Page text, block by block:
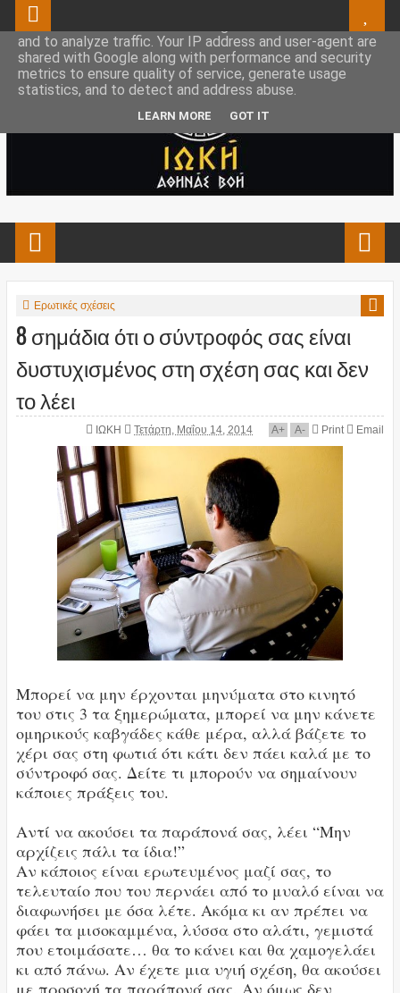
Ερωτικές σχέσεις
8 σημάδια ότι ο σύντροφός σας είναι
δυστυχισμένος στη σχέση σας και δεν
το λέει
ΙΩΚΗ Τετάρτη, Μαΐου 14, 2014 A+ A- Print Email
Μπορεί να μην έρχονται μηνύματα στο κινητό
του στις 3 τα ξημερώματα, μπορεί να μην κάνετε
ομηρικούς καβγάδες κάθε μέρα, αλλά βάζετε το
χέρι σας στη φωτιά ότι κάτι δεν πάει καλά με το
σύντροφό σας. Δείτε τι μπορούν να σημαίνουν
κάποιες πράξεις του.
Αντί να ακούσει τα παράπονά σας, λέει “Μην
αρχίζεις πάλι τα ίδια!”
Αν κάποιος είναι ερωτευμένος μαζί σας, το
τελευταίο που του περνάει από το μυαλό είναι να
διαφωνήσει με όσα λέτε. Ακόμα κι αν πρέπει να
φάει τα μισοκαμμένα, λύσσα στο αλάτι, γεμιστά
που ετοιμάσατε… θα το κάνει και θα χαμογελάει
κι από πάνω. Αν έχετε μια υγιή σχέση, θα ακούσει
με προσοχή τα παράπονά σας. Αν όμως δεν
This site uses cookies from Google to deliver its services
and to analyze traffic. Your IP address and user-agent are
shared with Google along with performance and security
metrics to ensure quality of service, generate usage
statistics, and to detect and address abuse.
LEARN MORE GOT IT